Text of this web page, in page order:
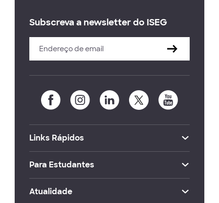
Subscreva a newsletter do ISEG
Links Rápidos
Para Estudantes
Atualidade